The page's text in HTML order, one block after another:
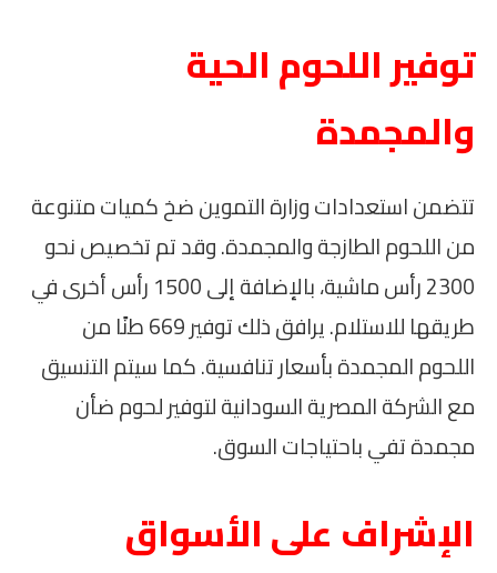
توفير اللحوم الحية
والمجمدة
تتضمن استعدادات وزارة التموين ضخ كميات متنوعة
من اللحوم الطازجة والمجمدة. وقد تم تخصيص نحو
2300 رأس ماشية، بالإضافة إلى 1500 رأس أخرى في
طريقها للاستلام. يرافق ذلك توفير 669 طنًا من
اللحوم المجمدة بأسعار تنافسية. كما سيتم التنسيق
مع الشركة المصرية السودانية لتوفير لحوم ضأن
مجمدة تفي باحتياجات السوق.
الإشراف على الأسواق